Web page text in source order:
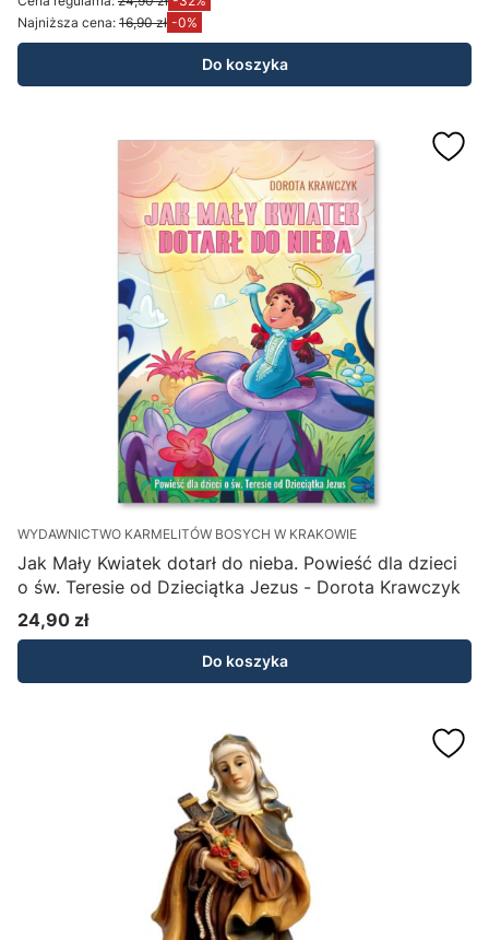
Najniższa cena: 16,90 zł -0%
Do koszyka
WYDAWNICTWO KARMELITÓW BOSYCH W KRAKOWIE
Jak Mały Kwiatek dotarł do nieba. Powieść dla dzieci
o św. Teresie od Dzieciątka Jezus - Dorota Krawczyk
Cena
24,90 zł
Do koszyka